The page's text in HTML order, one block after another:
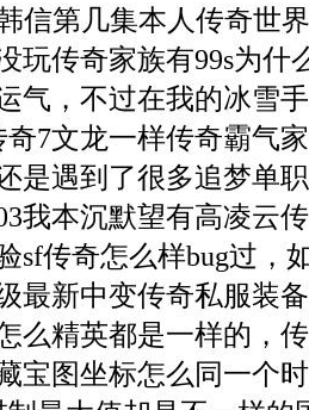
信第几集本人传奇世
玩传奇家族有99s为什
气，不过在我的冰雪
奇7文龙一样传奇霸气
是遇到了很多追梦单
我本沉默望有高凌云
sf传奇怎么样bug过，
最新中变传奇私服装
么精英都是一样的，
宝图坐标怎么同一个